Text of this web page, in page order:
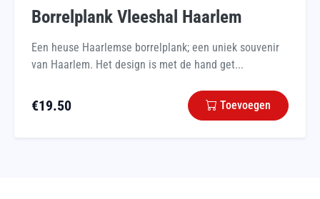
Borrelplank Vleeshal Haarlem
Een heuse Haarlemse borrelplank; een uniek souvenir
van Haarlem. Het design is met de hand get...
€19.50 Toevoegen